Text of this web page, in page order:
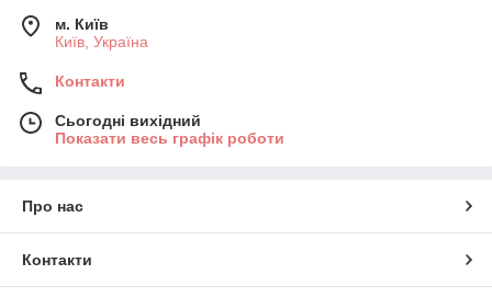
м. Київ
Київ, Україна
Контакти
Сьогодні вихідний
Показати весь графік роботи
Про нас
Контакти